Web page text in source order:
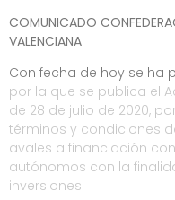
COMUNICADO
VALENCIANA
Con fecha de hoy se ha
por la que se publica el
de 28 de julio de 2020,
términos y condiciones
avales a financiación
autónomos con la
inversiones.